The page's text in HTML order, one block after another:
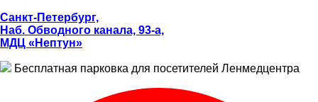
Санкт-Петербург,
Наб. Обводного канала, 93-а,
МДЦ «Нептун»
Бесплатная парковка для посетителей Ленмедцентра